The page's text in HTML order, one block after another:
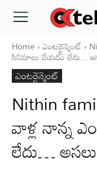
Home ఎంటర్టైన్మెంట్
సినిమాలు చేయడం లేదు...
ఎంటర్టైన్మెంట్
Nithin
వాళ్ల నాన్న
లేదు…